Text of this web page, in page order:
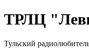
ТРЛЦ
Тульский